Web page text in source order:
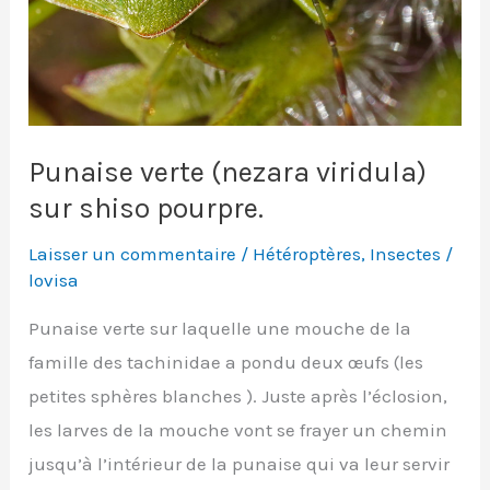
Punaise verte (nezara viridula)
sur shiso pourpre.
Laisser un commentaire / Hétéroptères, Insectes /
lovisa
Punaise verte sur laquelle une mouche de la
famille des tachinidae a pondu deux œufs (les
petites sphères blanches ). Juste après l’éclosion,
les larves de la mouche vont se frayer un chemin
jusqu’à l’intérieur de la punaise qui va leur servir